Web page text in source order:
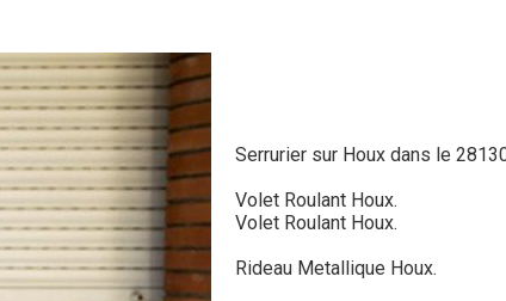
Serrurier sur Houx dans le
Volet Roulant Houx.
Volet Roulant Houx.
Rideau Metallique Houx.